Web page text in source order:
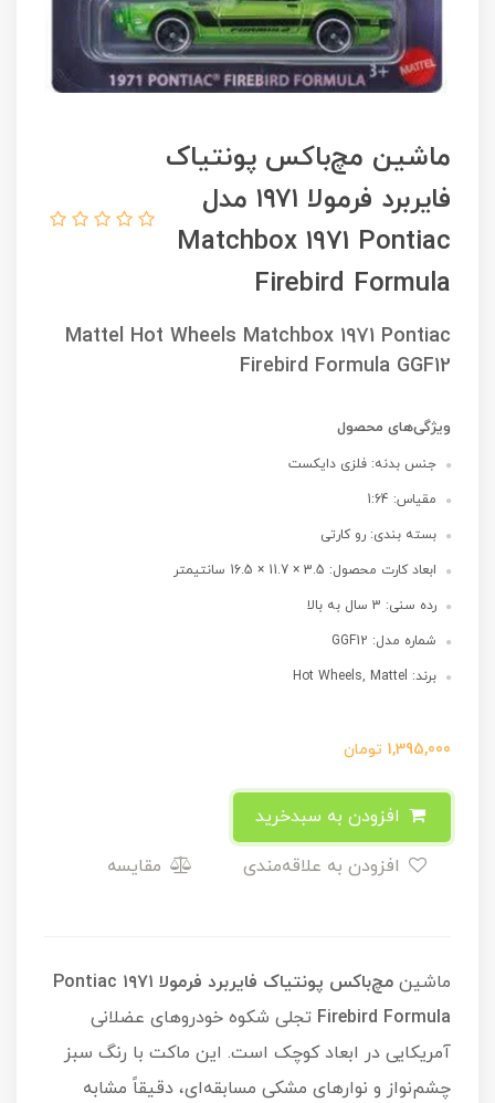
ماشین مچ‌باکس پونتیاک
فایربرد فرمولا ۱۹۷۱ مدل
Matchbox 1971 Pontiac
Firebird Formula
Mattel Hot Wheels Matchbox 1971 Pontiac
Firebird Formula GGF12
ویژگی‌های محصول
جنس بدنه: فلزی دایکست
مقیاس: 1:64
بسته بندی: رو کارتی
ابعاد کارت محصول: 3.5 × 11.7 × 16.5 سانتیمتر
رده سنی: 3 سال به بالا
شماره مدل: GGF12
برند: Hot Wheels, Mattel
1,395,000 تومان
مقایسه
ماشین
مچ‌باکس پونتیاک فایربرد فرمولا ۱۹۷۱ Pontiac
Firebird Formula تجلی شکوه خودروهای عضلانی
آمریکایی در ابعاد کوچک است. این ماکت با رنگ سبز
چشم‌نواز و نوارهای مشکی مسابقه‌ای، دقیقاً مشابه